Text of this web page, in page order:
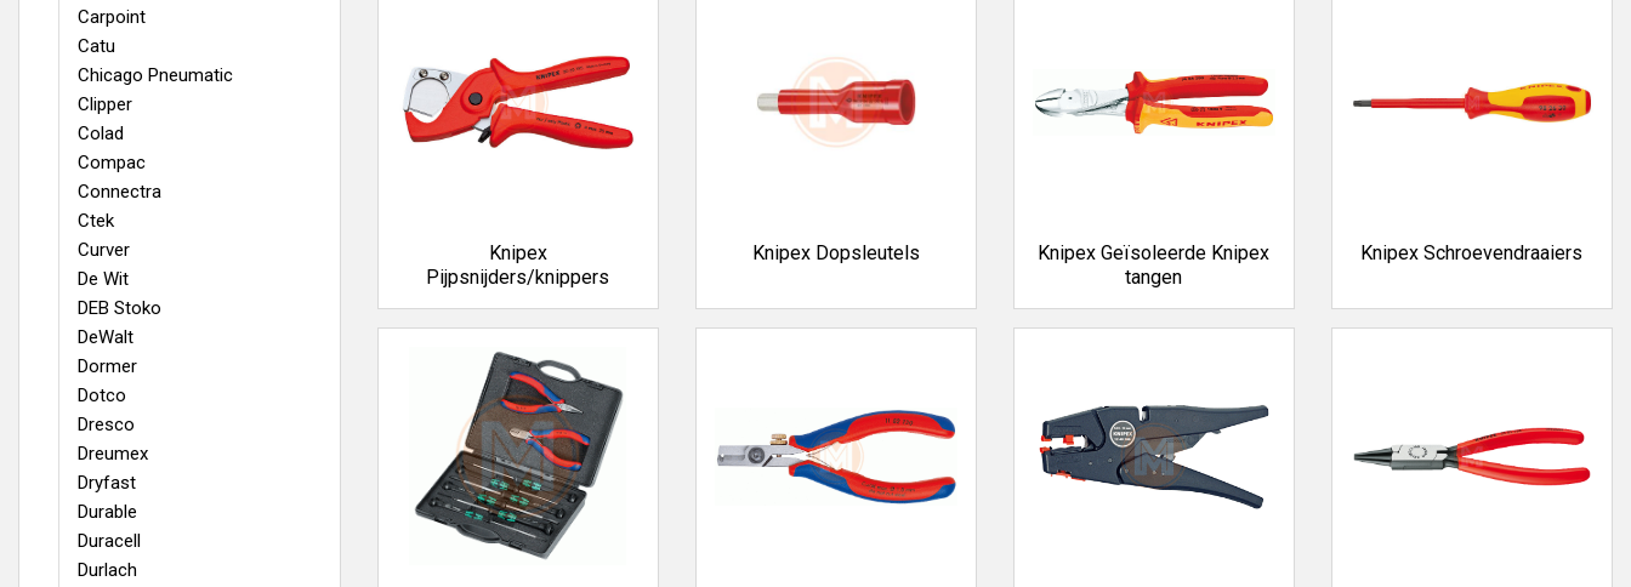
Carpoint
Catu
Chicago Pneumatic
Clipper
Colad
Compac
Connectra
Ctek
Curver
De Wit
DEB Stoko
DeWalt
Dormer
Dotco
Dresco
Dreumex
Dryfast
Durable
Duracell
Durlach
Knipex
Pijpsnijders/knippers
Knipex Dopsleutels
Knipex Geïsoleerde Knipex
tangen
Knipex Schroevendraaiers